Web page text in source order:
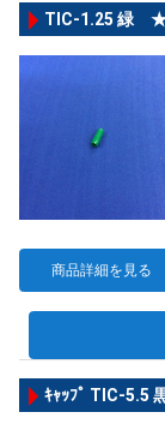
TIC-1.25 緑 ★
商品詳細を見る
ｷｬｯﾌﾟ TIC-5.5